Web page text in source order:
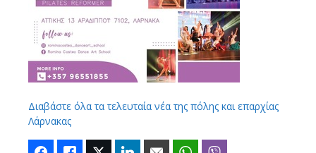
Διαβάστε όλα τα τελευταία νέα της πόλης και επαρχίας
Λάρνακας